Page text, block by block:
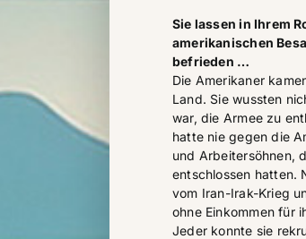
Sie lassen in Ihrem
amerikanischen
befrieden …
Die Amerikaner
Land. Sie wussten
war, die Armee zu
hatte nie gegen die
und Arbeitersöhnen,
entschlossen hatten.
vom Iran-Irak-Krieg
ohne Einkommen für
Jeder konnte sie